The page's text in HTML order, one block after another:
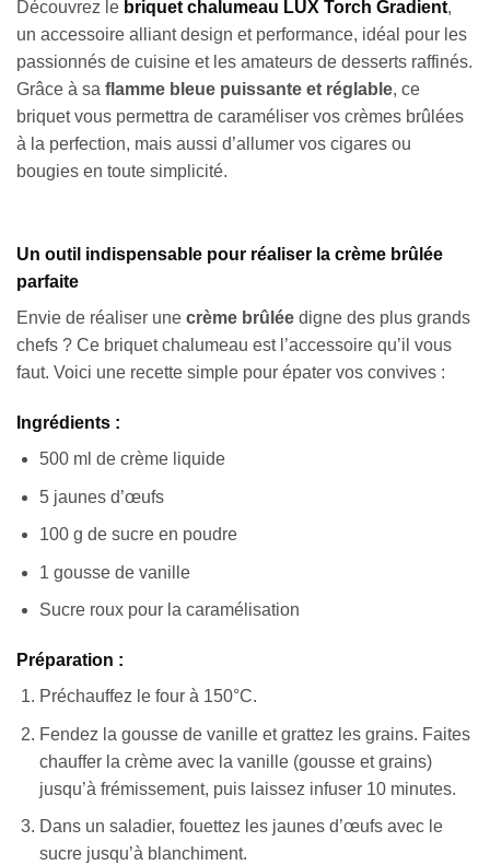
Découvrez le briquet chalumeau LUX Torch Gradient,
un accessoire alliant design et performance, idéal pour les
passionnés de cuisine et les amateurs de desserts raffinés.
Grâce à sa flamme bleue puissante et réglable, ce
briquet vous permettra de caraméliser vos crèmes brûlées
à la perfection, mais aussi d’allumer vos cigares ou
bougies en toute simplicité.
Un outil indispensable pour réaliser la crème brûlée
parfaite
Envie de réaliser une crème brûlée digne des plus grands
chefs ? Ce briquet chalumeau est l’accessoire qu’il vous
faut. Voici une recette simple pour épater vos convives :
Ingrédients :
500 ml de crème liquide
5 jaunes d’œufs
100 g de sucre en poudre
1 gousse de vanille
Sucre roux pour la caramélisation
Préparation :
Préchauffez le four à 150°C.
Fendez la gousse de vanille et grattez les grains. Faites
chauffer la crème avec la vanille (gousse et grains)
jusqu’à frémissement, puis laissez infuser 10 minutes.
Dans un saladier, fouettez les jaunes d’œufs avec le
sucre jusqu’à blanchiment.